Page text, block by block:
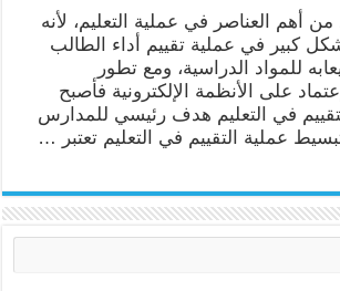
من أهم العناصر في عملية التعليم، لأنه
كبير في عملية تقييم أداء الطالب
للمواد الدراسية، ومع تطور
على الأنظمة الإلكترونية فأصبح
في التعليم هدف رئيسي للمدارس
عملية التقييم في التعليم تعتبر …